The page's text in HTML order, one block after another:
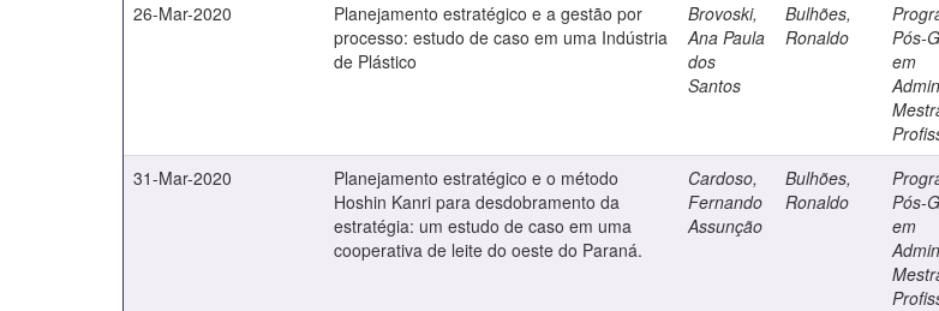
26-Mar-2020
Planejamento estratégico e a gestão por
processo: estudo de caso em uma Indústria
de Plástico
Brovoski,
Ana Paula
dos
Santos
Bulhões,
Ronaldo
Pós-
em
31-Mar-2020
Planejamento estratégico e o método
Hoshin Kanri para desdobramento da
estratégia: um estudo de caso em uma
cooperativa de leite do oeste do Paraná.
Cardoso,
Fernando
Assunção
Bulhões,
Ronaldo
Pós-
em